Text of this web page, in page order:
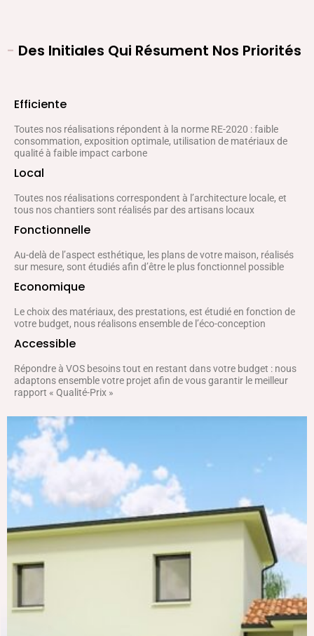
- Des Initiales Qui Résument Nos Priorités
Efficiente
Toutes nos réalisations répondent à la norme RE-2020 : faible
consommation, exposition optimale, utilisation de matériaux de
qualité à faible impact carbone
Local
Toutes nos réalisations correspondent à l’architecture locale, et
tous nos chantiers sont réalisés par des artisans locaux
Fonctionnelle
Au-delà de l’aspect esthétique, les plans de votre maison, réalisés
sur mesure, sont étudiés afin d’être le plus fonctionnel possible
Economique
Le choix des matériaux, des prestations, est étudié en fonction de
votre budget, nous réalisons ensemble de l’éco-conception
Accessible
Répondre à VOS besoins tout en restant dans votre budget : nous
adaptons ensemble votre projet afin de vous garantir le meilleur
rapport « Qualité-Prix »